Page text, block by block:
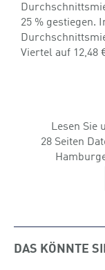
25 % gestiegen.
Viertel auf 12,48
Lesen Sie
28 Seiten
DAS KÖNNTE